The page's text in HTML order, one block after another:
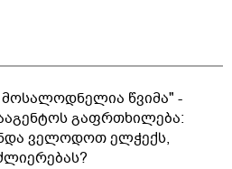
წვიმა" -
გაფრთხილება:
ველოდოთ ელჭექს,